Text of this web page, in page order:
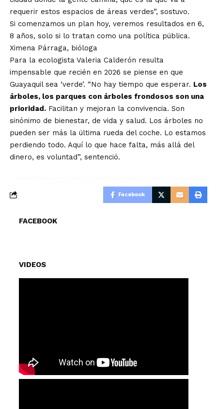
requerir estos espacios de áreas verdes”, sostuvo.
Si comenzamos un plan hoy, veremos resultados en 6,
8 años, solo si lo tratan como una política pública.
Ximena Párraga, bióloga
Para la ecologista Valeria Calderón resulta
impensable que recién en 2026 se piense en que
Guayaquil sea ‘verde’. “No hay tiempo que esperar. Los
árboles, los parques con árboles frondosos son una
prioridad. Facilitan y mejoran la convivencia. Son
sinónimo de bienestar, de vida y salud. Los árboles no
pueden ser más la última rueda del coche. Lo estamos
perdiendo todo. Aquí lo que hace falta, más allá del
dinero, es voluntad”, sentenció.
Facebook
FACEBOOK
VIDEOS